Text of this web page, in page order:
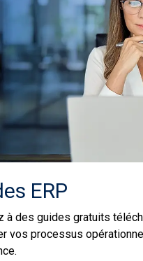
ERP
à des guides gratuits
vos processus